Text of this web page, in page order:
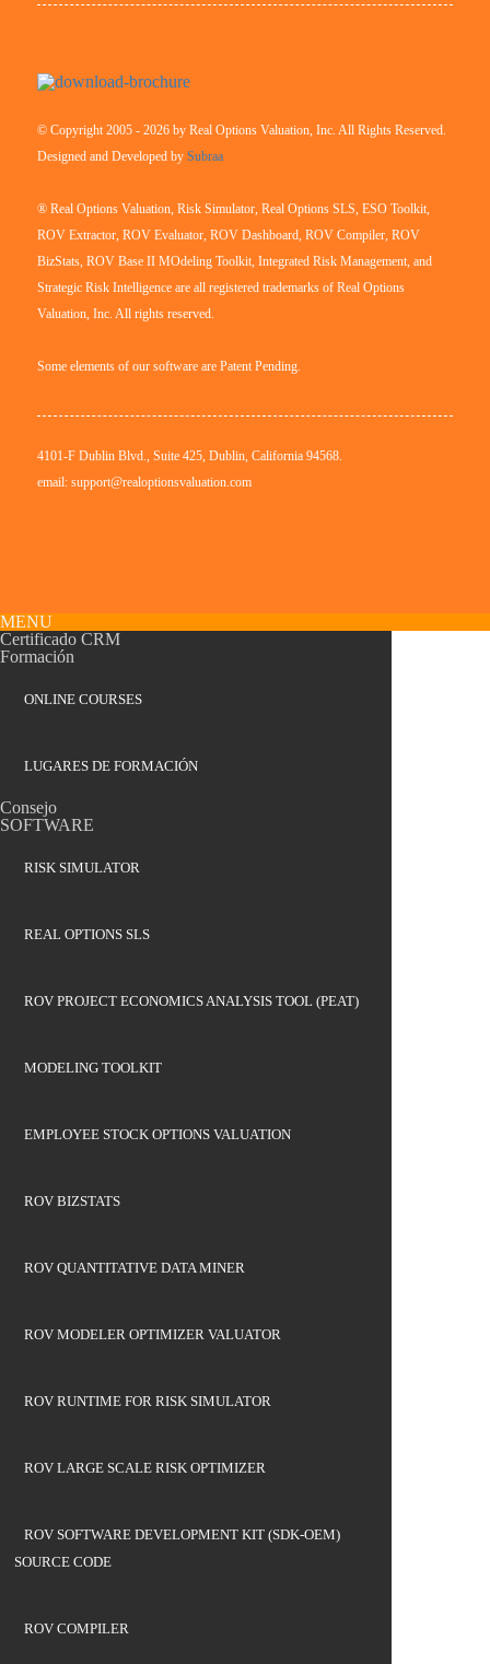
© Copyright 2005 - 2026 by Real Options Valuation, Inc. All Rights Reserved.
Designed and Developed by Subraa
® Real Options Valuation, Risk Simulator, Real Options SLS, ESO Toolkit,
ROV Extractor, ROV Evaluator, ROV Dashboard, ROV Compiler, ROV
BizStats, ROV Base II MOdeling Toolkit, Integrated Risk Management, and
Strategic Risk Intelligence are all registered trademarks of Real Options
Valuation, Inc. All rights reserved.
Some elements of our software are Patent Pending.
4101-F Dublin Blvd., Suite 425, Dublin, California 94568.
email: support@realoptionsvaluation.com
MENU
Certificado CRM
Formación
ONLINE COURSES
LUGARES DE FORMACIÓN
Consejo
SOFTWARE
RISK SIMULATOR
REAL OPTIONS SLS
ROV PROJECT ECONOMICS ANALYSIS TOOL (PEAT)
MODELING TOOLKIT
EMPLOYEE STOCK OPTIONS VALUATION
ROV BIZSTATS
ROV QUANTITATIVE DATA MINER
ROV MODELER OPTIMIZER VALUATOR
ROV RUNTIME FOR RISK SIMULATOR
ROV LARGE SCALE RISK OPTIMIZER
ROV SOFTWARE DEVELOPMENT KIT (SDK-OEM)
SOURCE CODE
ROV COMPILER